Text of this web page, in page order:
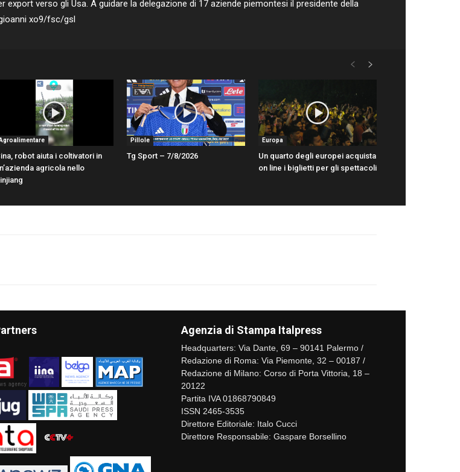
verso gli Usa. A guidare la delegazione di 17 aziende piemontesi il presidente della
xo9/fsc/gsl
robot aiuta i coltivatori in
agricola nello
Pillole
Tg Sport – 7/8/2026
Europa
Un quarto degli europei acquista
on line i biglietti per gli spettacoli
Agenzia di Stampa Italpress
Headquarters: Via Dante, 69 – 90141 Palermo /
Redazione di Roma: Via Piemonte, 32 – 00187 /
Redazione di Milano: Corso di Porta Vittoria, 18 –
20122
Partita IVA 01868790849
ISSN 2465-3535
Direttore Editoriale: Italo Cucci
Direttore Responsabile: Gaspare Borsellino